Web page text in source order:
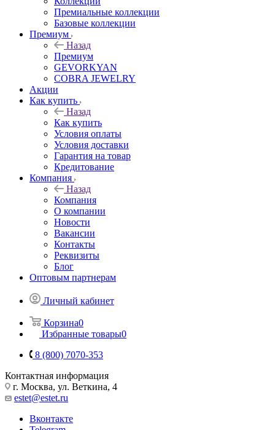
Премиальные коллекции
Базовые коллекции
Премиум
Назад
Премиум
GEVORKYAN
COBRA JEWELRY
Акции
Как купить
Назад
Как купить
Условия оплаты
Условия доставки
Гарантия на товар
Кредитование
Компания
Назад
Компания
О компании
Новости
Вакансии
Контакты
Реквизиты
Блог
Оптовым партнерам
Личный кабинет
Корзина0
Избранные товары0
8 (800) 7070-353
Контактная информация
г. Москва, ул. Веткина, 4
estet@estet.ru
Вконтакте